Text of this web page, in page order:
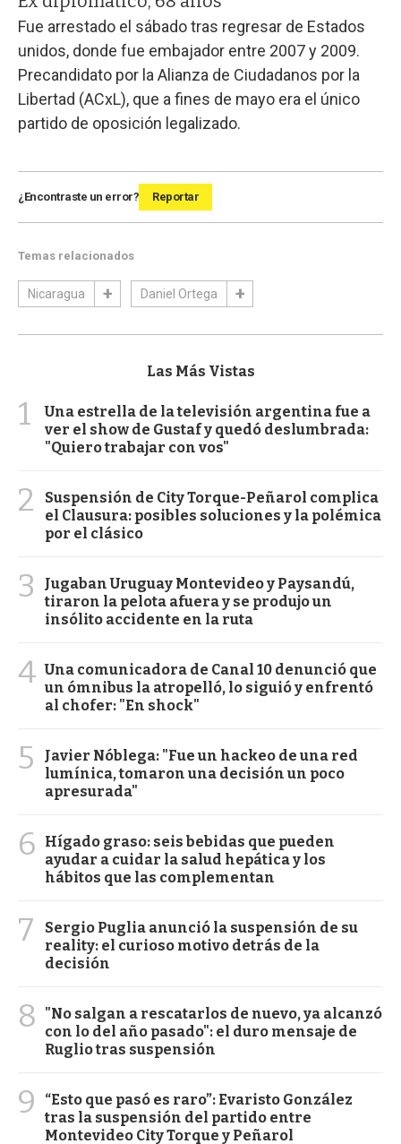
Fue arrestado el sábado tras regresar de Estados
unidos, donde fue embajador entre 2007 y 2009.
Precandidato por la Alianza de Ciudadanos por la
Libertad (ACxL), que a fines de mayo era el único
partido de oposición legalizado.
¿Encontraste un error? Reportar
Temas relacionados
Nicaragua Daniel Ortega
Las Más Vistas
1
Una estrella de la televisión argentina fue a
ver el show de Gustaf y quedó deslumbrada:
"Quiero trabajar con vos"
2
Suspensión de City Torque-Peñarol complica
el Clausura: posibles soluciones y la polémica
por el clásico
3
Jugaban Uruguay Montevideo y Paysandú,
tiraron la pelota afuera y se produjo un
insólito accidente en la ruta
4 Una comunicadora de Canal 10 denunció que
un ómnibus la atropelló, lo siguió y enfrentó
al chofer: "En shock"
5
Javier Nóblega: "Fue un hackeo de una red
lumínica, tomaron una decisión un poco
apresurada"
6
Hígado graso: seis bebidas que pueden
ayudar a cuidar la salud hepática y los
hábitos que las complementan
7
Sergio Puglia anunció la suspensión de su
reality: el curioso motivo detrás de la
decisión
8
"No salgan a rescatarlos de nuevo, ya alcanzó
con lo del año pasado": el duro mensaje de
Ruglio tras suspensión
9
“Esto que pasó es raro”: Evaristo González
tras la suspensión del partido entre
Montevideo City Torque y Peñarol